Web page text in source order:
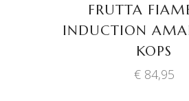
FRUTTA
INDUCTION
KOPS
€84,95